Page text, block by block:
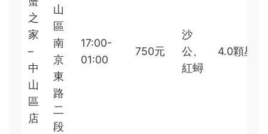
之
家
–
中
山
區
店
山
區
南
京
東
路
二
段
17:00-
01:00
750元
沙
公、
紅蟳
4.0顆星